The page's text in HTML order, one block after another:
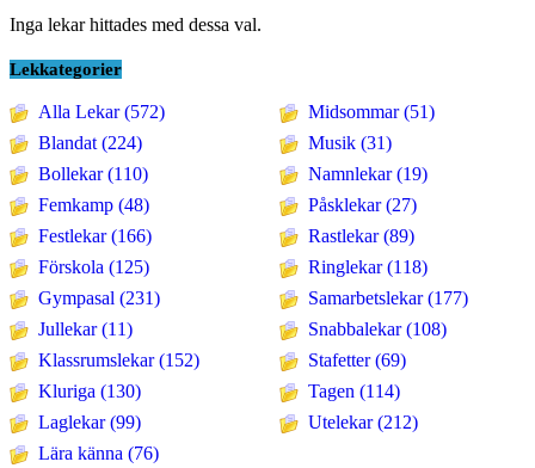
Inga lekar hittades med dessa val.
Lekkategorier
Alla Lekar (572)
Blandat (224)
Bollekar (110)
Femkamp (48)
Festlekar (166)
Förskola (125)
Gympasal (231)
Jullekar (11)
Klassrumslekar (152)
Kluriga (130)
Laglekar (99)
Lära känna (76)
Midsommar (51)
Musik (31)
Namnlekar (19)
Påsklekar (27)
Rastlekar (89)
Ringlekar (118)
Samarbetslekar (177)
Snabbalekar (108)
Stafetter (69)
Tagen (114)
Utelekar (212)